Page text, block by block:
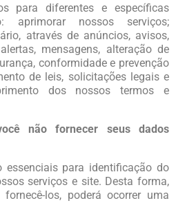
para diferentes e específicas
aprimorar nossos serviços;
através de anúncios, avisos,
mensagens, alteração de
conformidade e prevenção
de leis, solicitações legais e
dos nossos termos e
não fornecer seus dados
essenciais para identificação do
serviços e site. Desta forma,
los, poderá ocorrer uma